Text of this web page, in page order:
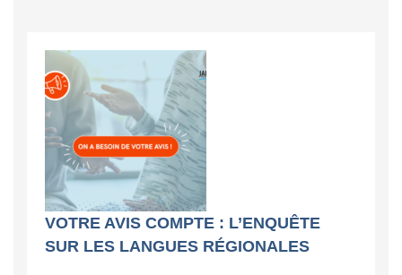
VOTRE AVIS COMPTE : L’ENQUÊTE
SUR LES LANGUES RÉGIONALES